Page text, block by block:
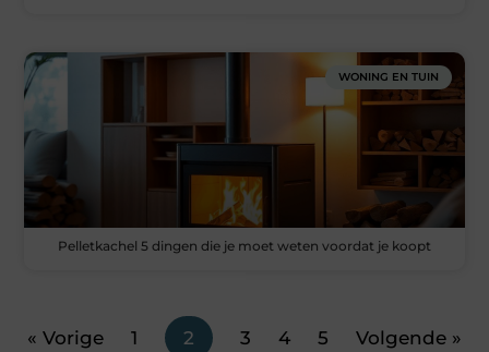
WONING EN TUIN
Pelletkachel 5 dingen die je moet weten voordat je koopt
« Vorige 1 2 3 4 5 Volgende »